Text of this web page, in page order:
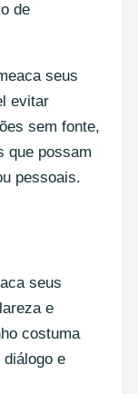
de
seus
evitar
sem fonte,
que possam
pessoais.
seus
e
costuma
e